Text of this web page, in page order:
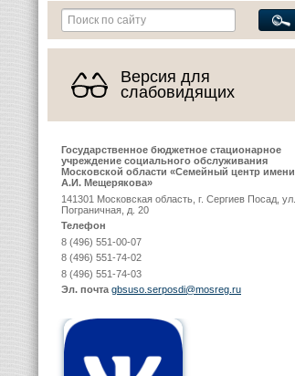
Версия для
слабовидящих
Государственное бюджетное стационарное
учреждение социального обслуживания
Московской области «Семейный центр имени
А.И. Мещерякова»
141301 Московская область, г. Сергиев Посад, ул.
Пограничная, д. 20
Телефон
8 (496) 551-00-07
8 (496) 551-74-02
8 (496) 551-74-03
Эл. почта gbsuso.serposdi@mosreg.ru